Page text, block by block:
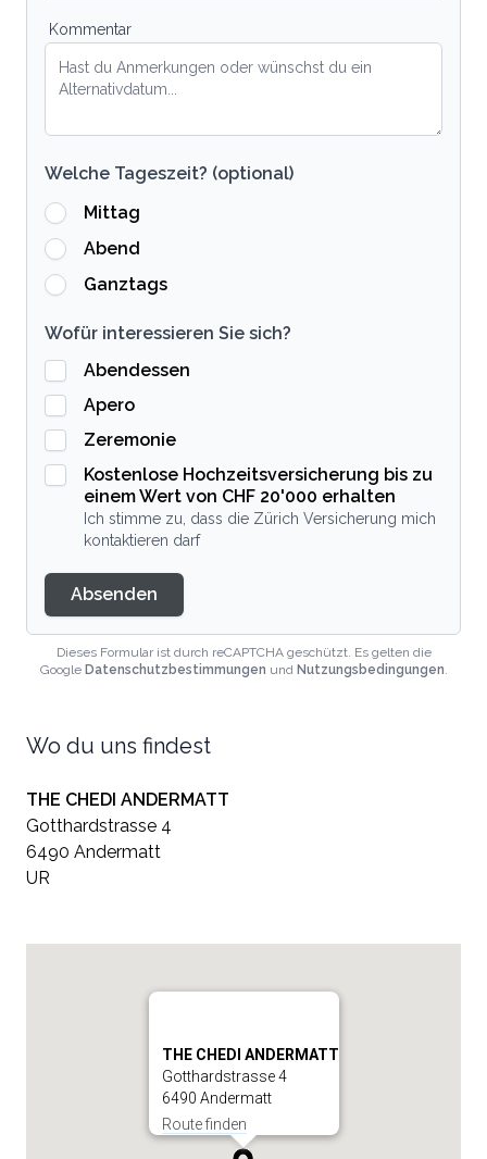
Kommentar
Welche Tageszeit? (optional)
Mittag
Abend
Ganztags
Wofür interessieren Sie sich?
Abendessen
Apero
Zeremonie
Kostenlose Hochzeitsversicherung bis zu
einem Wert von CHF 20'000 erhalten
Ich stimme zu, dass die Zürich Versicherung mich
kontaktieren darf
Absenden
Dieses Formular ist durch reCAPTCHA geschützt. Es gelten die
Google Datenschutzbestimmungen und Nutzungsbedingungen.
Wo du uns findest
THE CHEDI ANDERMATT
Gotthardstrasse 4
6490 Andermatt
UR
THE CHEDI ANDERMATT
Gotthardstrasse 4
6490 Andermatt
Route finden